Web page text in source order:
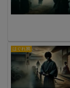
はぐれ鴉